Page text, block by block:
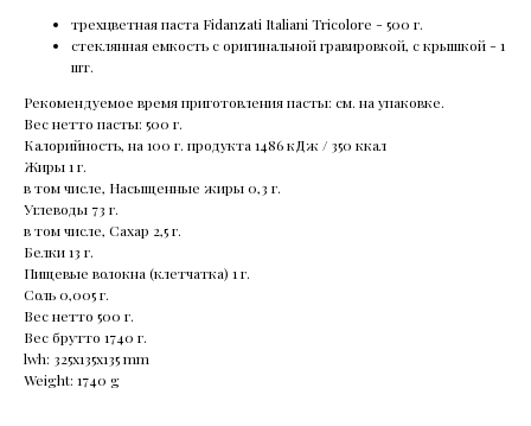
трехцветная паста Fidanzati Italiani Tricolore - 500 г.
стеклянная емкость с оригинальной гравировкой, с крышкой - 1
шт.
Рекомендуемое время приготовления пасты: см. на упаковке.
Вес нетто пасты: 500 г.
Калорийность, на 100 г. продукта 1486 кДж / 350 ккал
Жиры 1 г.
в том числе, Насыщенные жиры 0,3 г.
Углеводы 73 г.
в том числе, Сахар 2,5 г.
Белки 13 г.
Пищевые волокна (клетчатка) 1 г.
Соль 0,005 г.
Вес нетто 500 г.
Вес брутто 1740 г.
lwh: 325x135x135 mm
Weight: 1740 g